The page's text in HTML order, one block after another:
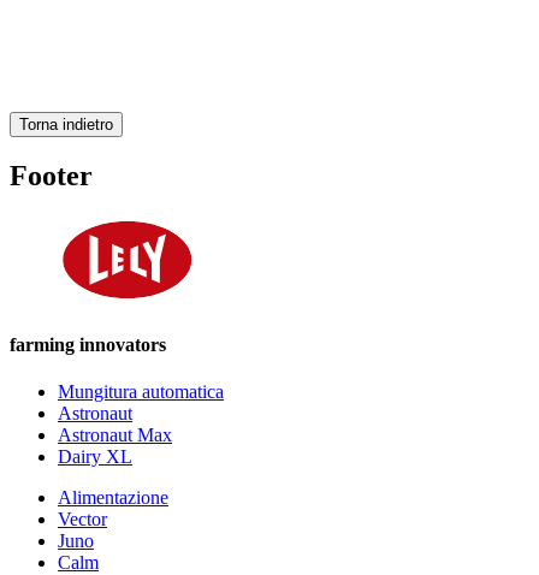
Torna indietro
Footer
farming innovators
Mungitura automatica
Astronaut
Astronaut Max
Dairy XL
Alimentazione
Vector
Juno
Calm